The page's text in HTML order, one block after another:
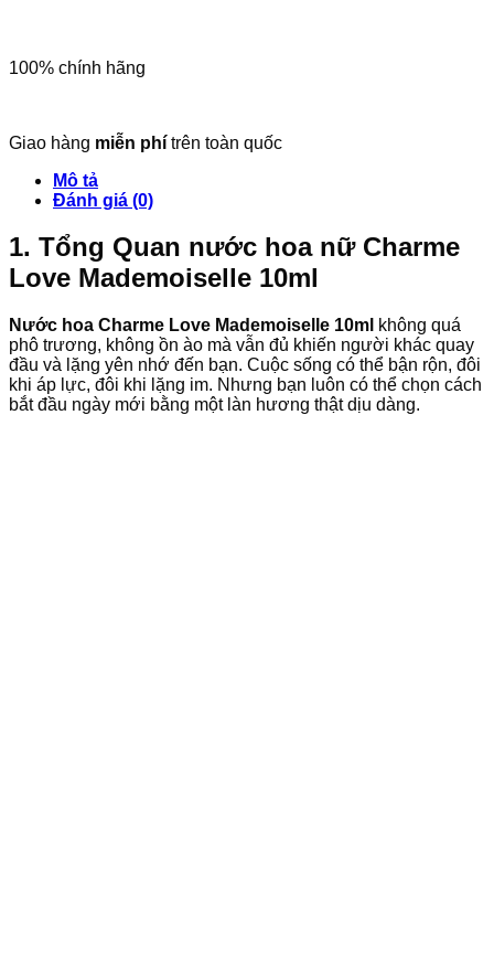
100% chính hãng
Giao hàng miễn phí trên toàn quốc
Mô tả
Đánh giá (0)
1. Tổng Quan nước hoa nữ Charme
Love Mademoiselle 10ml
Nước hoa Charme Love Mademoiselle 10ml không quá
phô trương, không ồn ào mà vẫn đủ khiến người khác quay
đầu và lặng yên nhớ đến bạn. Cuộc sống có thể bận rộn, đôi
khi áp lực, đôi khi lặng im. Nhưng bạn luôn có thể chọn cách
bắt đầu ngày mới bằng một làn hương thật dịu dàng.